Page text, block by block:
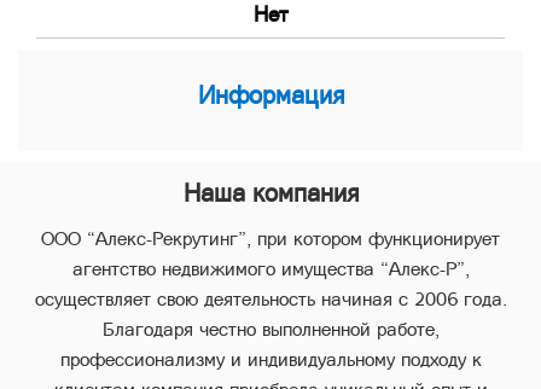
Нет
Информация
Наша компания
ООО “Алекс-Рекрутинг”, при котором функционирует
агентство недвижимого имущества “Алекс-Р”,
осуществляет свою деятельность начиная с 2006 года.
Благодаря честно выполненной работе,
профессионализму и индивидуальному подходу к